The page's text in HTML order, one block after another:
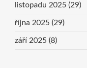
listopadu 2025 (29)
října 2025 (29)
září 2025 (8)